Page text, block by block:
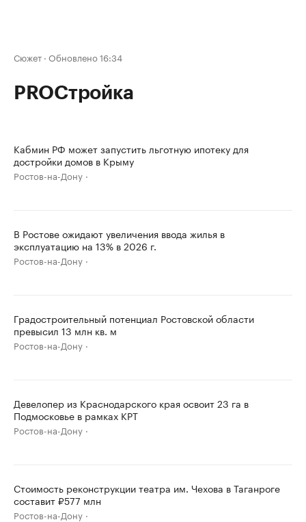
Сюжет · Обновлено 16:34
PROСтройка
Кабмин РФ может запустить льготную ипотеку для
достройки домов в Крыму
Ростов-на-Дону
В Ростове ожидают увеличения ввода жилья в
эксплуатацию на 13% в 2026 г.
Ростов-на-Дону
Градостроительный потенциал Ростовской области
превысил 13 млн кв. м
Ростов-на-Дону
Девелопер из Краснодарского края освоит 23 га в
Подмосковье в рамках КРТ
Ростов-на-Дону
Стоимость реконструкции театра им. Чехова в Таганроге
составит ₽577 млн
Ростов-на-Дону